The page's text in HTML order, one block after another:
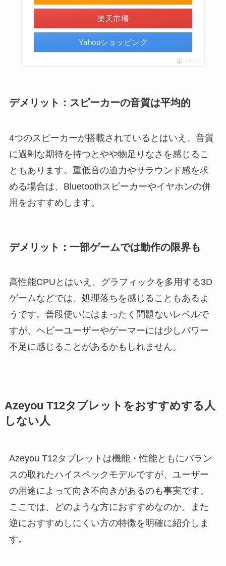
楽天市場
Yahooショッピング
ポチップ
デメリット：スピーカーの音質は平均的
4つのスピーカーが搭載されているとはいえ、音質
に過剰な期待を持つとやや物足りなさを感じるこ
ともあります。重低音の迫力やサラウンド感を求
める場合は、Bluetoothスピーカーやイヤホンの併
用をおすすめします。
デメリット：一部ゲームでは動作の限界も
高性能CPUとはいえ、グラフィックを多用する3D
ゲームなどでは、処理落ちを感じることもあるよ
うです。普段使いにはまったく問題ないレベルで
すが、ヘビーユーザーやゲーマーには少しパワー
不足に感じることがあるかもしれません。
Azeyou T12タブレットをおすすめする人
しない人
Azeyou T12タブレットは機能・性能ともにバラン
スの取れたハイスペックモデルですが、ユーザー
の用途によって向き不向きがあるのも事実です。
ここでは、どのような方におすすめなのか、また
逆におすすめしにくい方の特徴を明確に紹介しま
す。